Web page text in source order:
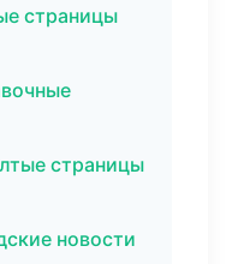
страницы
страницы
новости